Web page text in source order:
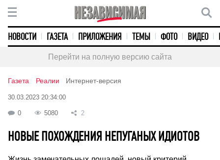
НОВОСТИ ГАЗЕТА ПРИЛОЖЕНИЯ ТЕМЫ ФОТО ВИДЕО
Перейти на полную версию сайта
Газета Реалии Интернет-версия
30.03.2023 20:34:00
0 5080 2
НОВЫЕ ПОХОЖДЕНИЯ НЕПУГАНЫХ ИДИОТОВ